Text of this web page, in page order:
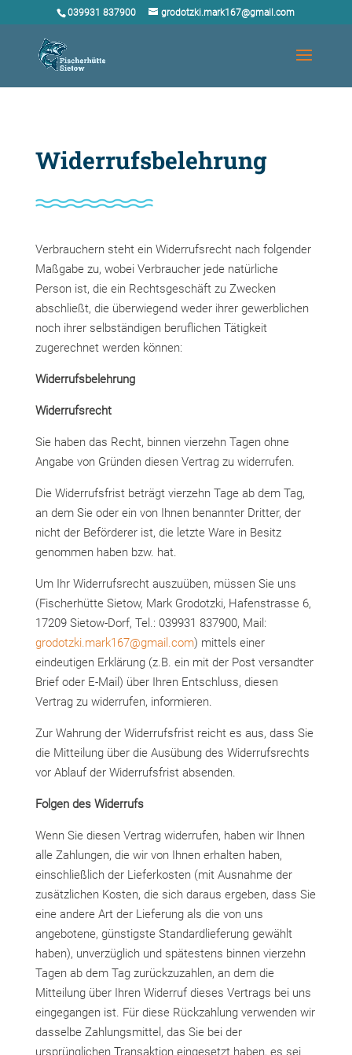
039931 837900 grodotzki.mark167@gmail.com
Widerrufsbelehrung
Verbrauchern steht ein Widerrufsrecht nach folgender
Maßgabe zu, wobei Verbraucher jede natürliche
Person ist, die ein Rechtsgeschäft zu Zwecken
abschließt, die überwiegend weder ihrer gewerblichen
noch ihrer selbständigen beruflichen Tätigkeit
zugerechnet werden können:
Widerrufsbelehrung
Widerrufsrecht
Sie haben das Recht, binnen vierzehn Tagen ohne
Angabe von Gründen diesen Vertrag zu widerrufen.
Die Widerrufsfrist beträgt vierzehn Tage ab dem Tag,
an dem Sie oder ein von Ihnen benannter Dritter, der
nicht der Beförderer ist, die letzte Ware in Besitz
genommen haben bzw. hat.
Um Ihr Widerrufsrecht auszuüben, müssen Sie uns
(Fischerhütte Sietow, Mark Grodotzki, Hafenstrasse 6,
17209 Sietow-Dorf, Tel.: 039931 837900, Mail:
grodotzki.mark167@gmail.com) mittels einer
eindeutigen Erklärung (z.B. ein mit der Post versandter
Brief oder E-Mail) über Ihren Entschluss, diesen
Vertrag zu widerrufen, informieren.
Zur Wahrung der Widerrufsfrist reicht es aus, dass Sie
die Mitteilung über die Ausübung des Widerrufsrechts
vor Ablauf der Widerrufsfrist absenden.
Folgen des Widerrufs
Wenn Sie diesen Vertrag widerrufen, haben wir Ihnen
alle Zahlungen, die wir von Ihnen erhalten haben,
einschließlich der Lieferkosten (mit Ausnahme der
zusätzlichen Kosten, die sich daraus ergeben, dass Sie
eine andere Art der Lieferung als die von uns
angebotene, günstigste Standardlieferung gewählt
haben), unverzüglich und spätestens binnen vierzehn
Tagen ab dem Tag zurückzuzahlen, an dem die
Mitteilung über Ihren Widerruf dieses Vertrags bei uns
eingegangen ist. Für diese Rückzahlung verwenden wir
dasselbe Zahlungsmittel, das Sie bei der
ursprünglichen Transaktion eingesetzt haben, es sei